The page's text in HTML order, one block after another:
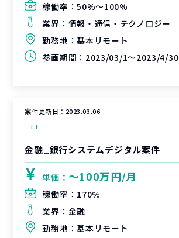
稼働率：50%〜100%
業界： 情報・通信・テクノロジー
勤務地：基本リモート
参画期間： 2023/03/1～2023/4/30（延長可能性あり）
案件更新日： 2023.03.06
IT
金融_銀行システムデジタル案件
単価： 〜100万円/月
稼働率： 170%
業界： 金融
勤務地：基本リモート